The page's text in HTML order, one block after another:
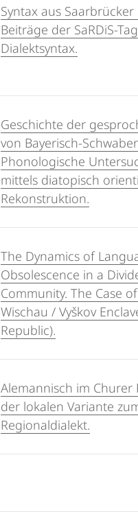
Syntax aus Saarbrücker
Beiträge der SaRDiS-
Dialektsyntax.
Geschichte der
von Bayerisch-
Phonologische
mittels diatopisch
Rekonstruktion.
The Dynamics of
Obsolescence in a
Community. The Case
Wischau / Vyškov
Republic).
Alemannisch im Churer
der lokalen Variante
Regionaldialekt.